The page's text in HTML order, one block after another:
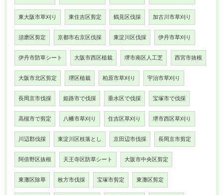
東大阪市草刈り 東住吉区剪定 鶴見区伐採 加古川市草刈り
須磨区剪定 京都市右京区伐採 東淀川区伐採 伊丹市草刈り
伊丹市防草シート 大阪市西区植栽 堺市南区人工芝 西宮市抜根
大阪市北区剪定 堺区植栽 柏原市草刈り 宇治市草刈り
長岡京市伐採 姫路市で伐採 垂水区で伐採 宝塚市で伐採
高槻市で剪定 八幡市草刈り 住吉区草刈り 堺市西区草刈り
川辺郡伐採 東淀川区枝落とし 京田辺市伐採 長岡京市剪定
阿倍野区抜根 天王寺区防草シート 大阪市中央区剪定
東灘区除草 枚方市伐採 宝塚市剪定 東灘区剪定